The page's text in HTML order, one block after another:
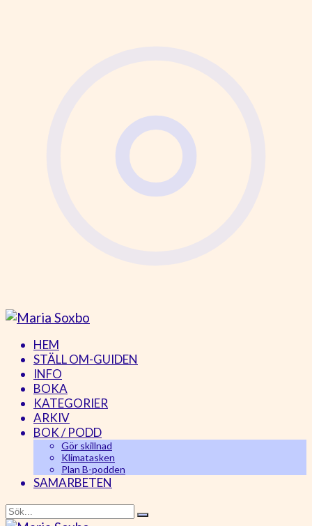
HEM
STÄLL OM-GUIDEN
INFO
BOKA
KATEGORIER
ARKIV
BOK / PODD
Gör skillnad
Klimatasken
Plan B-podden
SAMARBETEN